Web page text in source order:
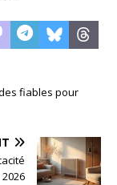
fiables pour